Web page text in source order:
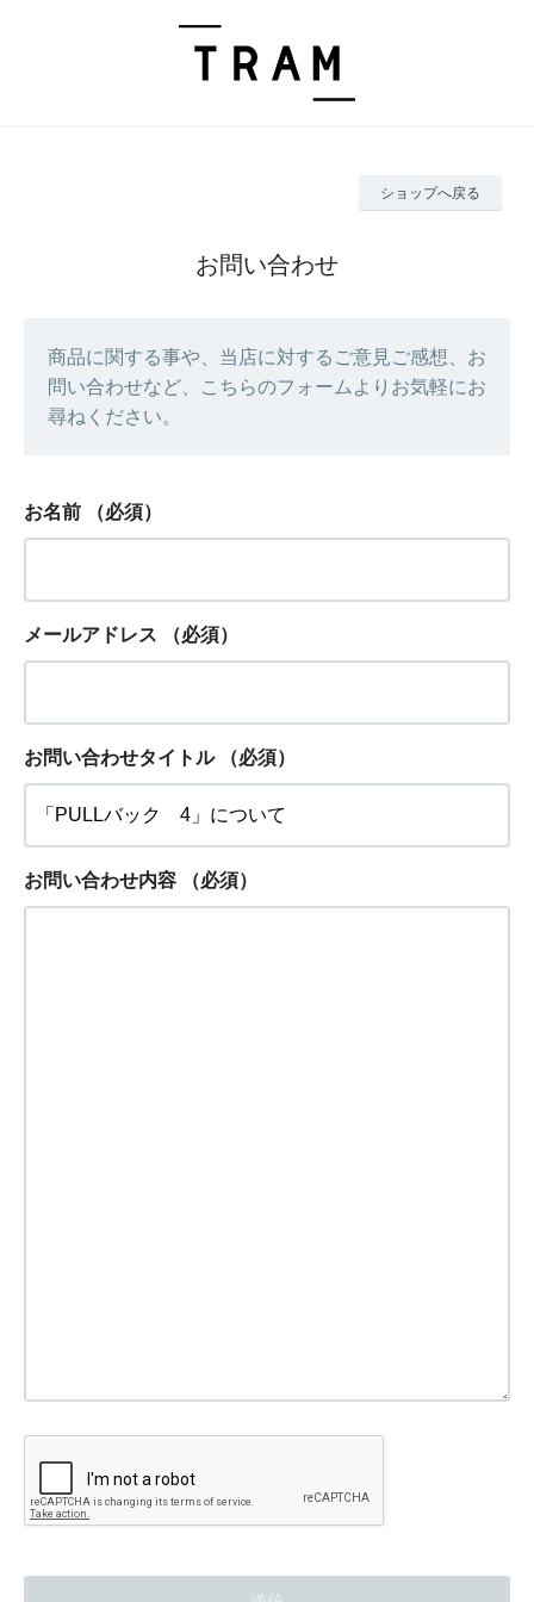
ショップへ戻る
お問い合わせ
商品に関する事や、当店に対するご意見ご感想、お
問い合わせなど、こちらのフォームよりお気軽にお
尋ねください。
お名前 （必須）
メールアドレス （必須）
お問い合わせタイトル （必須）
お問い合わせ内容 （必須）